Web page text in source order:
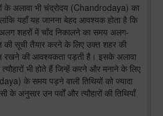
के अलावा भी चंद्रोदय (Chandrodaya) का
यहाँ यह जानना बेहद आवश्यक होता है कि
शहरों में चाँद निकालने का समय अलग-
सूची तैयार करने के लिए उक्त शहर की
रखने की आवश्यकता पड़ती है। इसके अलावा
भी होते हैं जिन्हें करने और मनाने के लिए
के समय पड़ने वाली तिथियों को ज्यादा
के अनुसार उन पर्वों और त्यौहारों की तिथियाँ